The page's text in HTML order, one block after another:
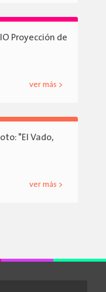
Proyección de
ver más >
"El Vado,
ver más >